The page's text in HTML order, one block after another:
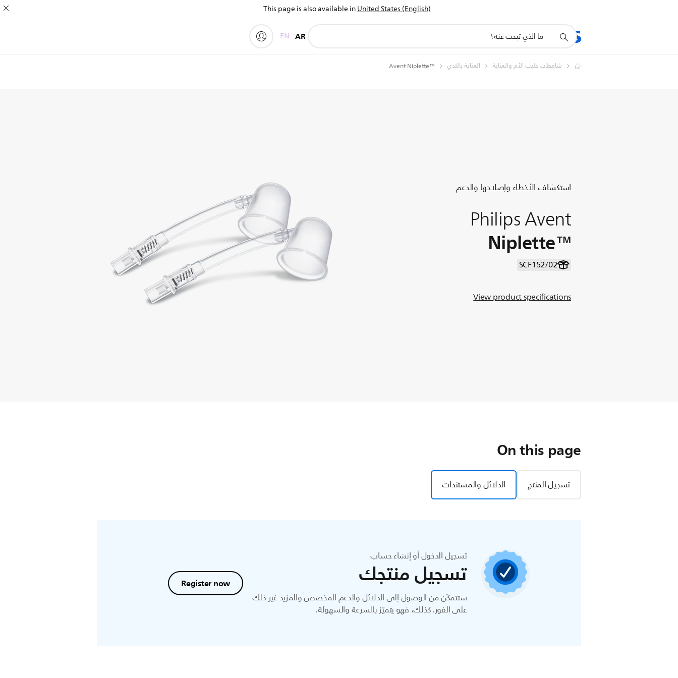
This page is also available inUnited States (English)
المنتجات
أيقونة
دعم
AR
EN
شافطات حليب الأم والعناية العناية بالثدي Avent Niplette™‎
استكشاف الأخطاء وإصلاحها والدعم
Philips Avent
Niplette™‎
SCF152/02
View product specifications
On this page
تسجيل المنتج الدلائل والمستندات
تسجيل الدخول أو إنشاء حساب
تسجيل منتجك
ستتمكّن من الوصول إلى الدلائل والدعم المخصص والمزيد غير ذلك
على الفور. كذلك، فهو يتميّز بالسرعة والسهولة.
Register now